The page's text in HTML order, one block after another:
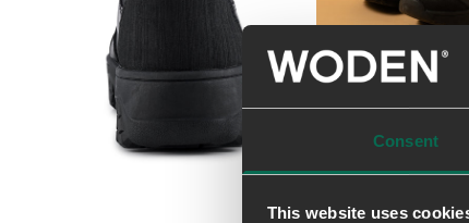
Consent
This website uses